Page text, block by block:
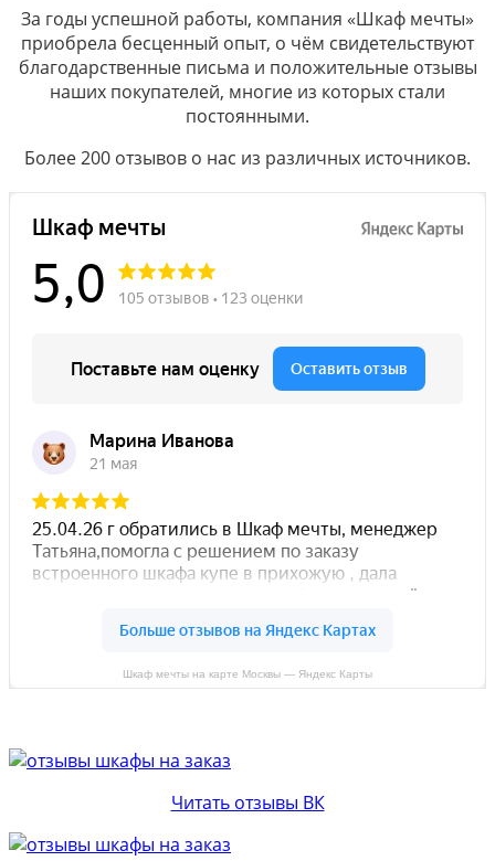
За годы успешной работы, компания «Шкаф мечты»
приобрела бесценный опыт, о чём свидетельствуют
благодарственные письма и положительные отзывы
наших покупателей, многие из которых стали
постоянными.
Более 200 отзывов о нас из различных источников.
Шкаф мечты на карте Москвы — Яндекс Карты
Читать отзывы ВК